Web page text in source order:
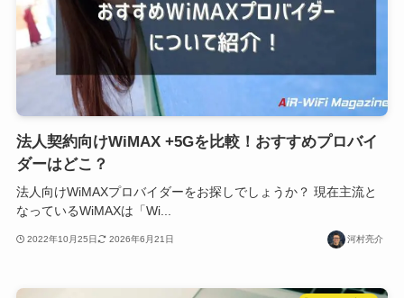
法人契約向けWiMAX +5Gを比較！おすすめプロバイ
ダーはどこ？
法人向けWiMAXプロバイダーをお探しでしょうか？ 現在主流と
なっているWiMAXは「Wi...
2022年10月25日 2026年6月21日 河村亮介